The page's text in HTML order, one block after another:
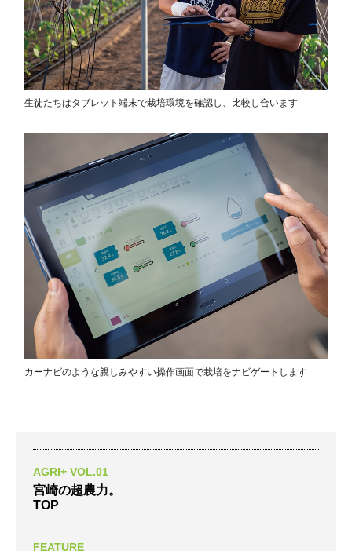
生徒たちはタブレット端末で栽培環境を確認し、比較し合います
カーナビのような親しみやすい操作画面で栽培をナビゲートします
AGRI+ VOL.01
宮崎の超農力。
TOP
FEATURE